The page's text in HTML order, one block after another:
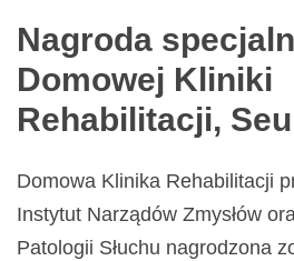
Nagroda
Domowej Kliniki
Rehabilitacji,
Domowa Klinika Rehabilitacji
Instytut Narządów Zmysłów
Patologii Słuchu nagrodzona